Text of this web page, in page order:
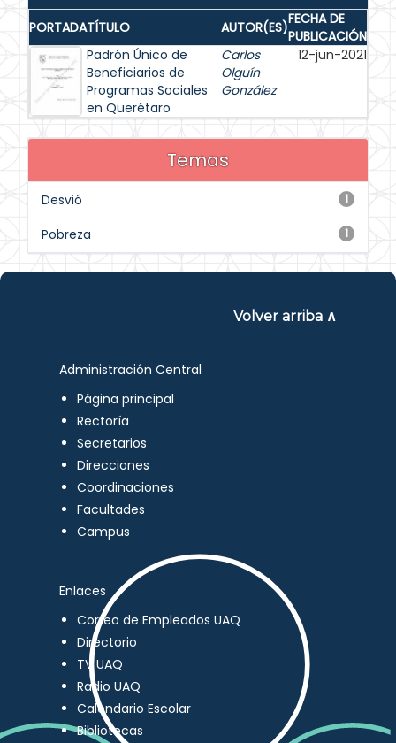
PORTADATÍTULO AUTOR(ES)FECHA DE
PUBLICACIÓN
Padrón Único de
Beneficiarios de
Programas Sociales
en Querétaro
Carlos
Olguín
González
12-jun-2021
Temas
1
Desvió
1
Pobreza
Volver arriba ∧
Administración Central
Página principal
Rectoría
Secretarios
Direcciones
Coordinaciones
Facultades
Campus
Enlaces
Correo de Empleados UAQ
Directorio
TV UAQ
Radio UAQ
Calendario Escolar
Bibliotecas